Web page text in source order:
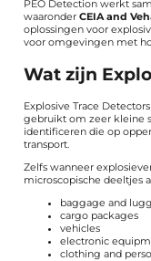
PEO Detection werkt
waaronder CEIA and
oplossingen voor
voor omgevingen met
Wat zijn
Explosive Trace
gebruikt om zeer kleine
identificeren die op
transport.
Zelfs wanneer
microscopische deeltjes
baggage and
cargo packages
vehicles
electronic
clothing and